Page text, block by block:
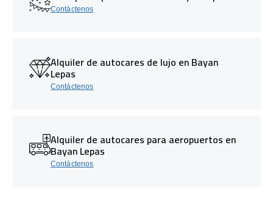
Contáctenos
Alquiler de autocares de lujo en Bayan
Lepas
Contáctenos
Alquiler de autocares para aeropuertos en
Bayan Lepas
Contáctenos